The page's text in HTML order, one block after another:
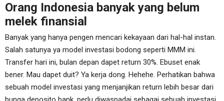
Orang Indonesia banyak yang belum
melek finansial
Banyak yang hanya pengen mencari kekayaan dari hal-hal instan.
Salah satunya ya model investasi bodong seperti MMM ini.
Transfer hari ini, bulan depan dapet return 30%. Ebuset enak
bener. Mau dapet duit? Ya kerja dong. Hehehe. Perhatikan bahwa
sebuah model investasi yang menjanjikan return lebih besar dari